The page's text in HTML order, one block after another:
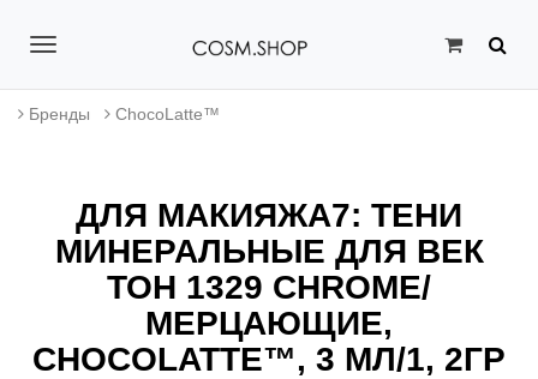
T
o
a
Бренды ChocoLatte™
ДЛЯ МАКИЯЖА7: ТЕНИ
МИНЕРАЛЬНЫЕ ДЛЯ ВЕК
ТОН 1329 CHROME/
МЕРЦАЮЩИЕ,
CHOCOLATTE™, 3 МЛ/1, 2ГР